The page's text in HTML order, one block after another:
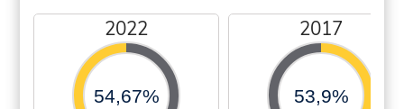
2022
54,67%
2017
53,9%